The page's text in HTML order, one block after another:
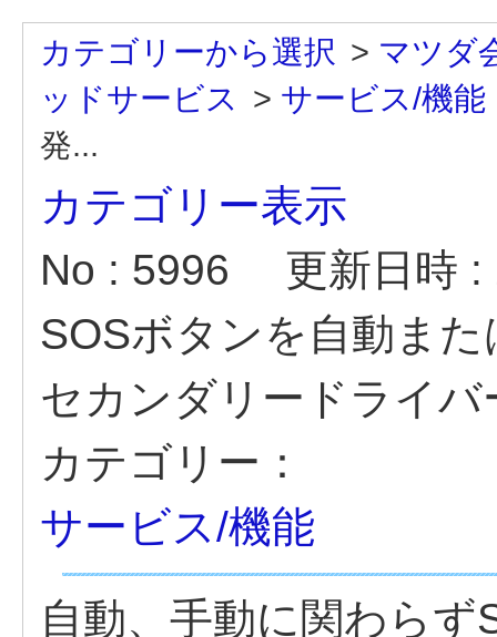
カテゴリーから選択 > マツダ
ッドサービス > サービス/機能
発...
カテゴリー表示
No : 5996
更新日時
SOSボタンを自動ま
セカンダリードライ
カテゴリー：
サービス/機能
自動、手動に関わら